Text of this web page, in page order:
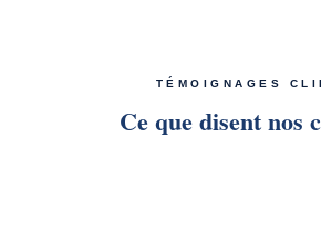
TÉMOIGNAGES
Ce que disent nos